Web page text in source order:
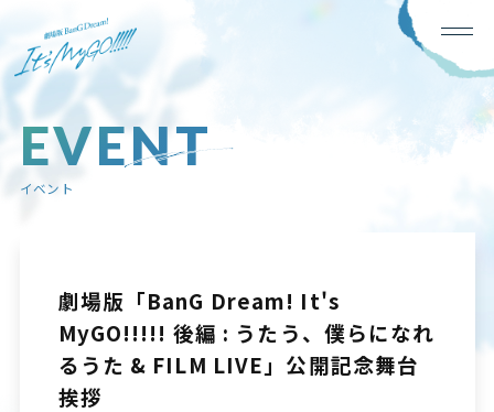
EVENT
イベント
劇場版「BanG Dream! It's
MyGO!!!!! 後編 : うたう、僕らになれ
るうた & FILM LIVE」公開記念舞台
挨拶